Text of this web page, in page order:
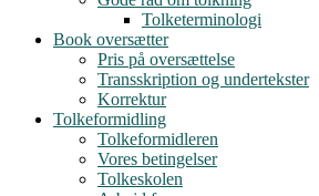
Tolketerminologi
Book oversætter
Pris på oversættelse
Transskription og undertekster
Korrektur
Tolkeformidling
Tolkeformidleren
Vores betingelser
Tolkeskolen